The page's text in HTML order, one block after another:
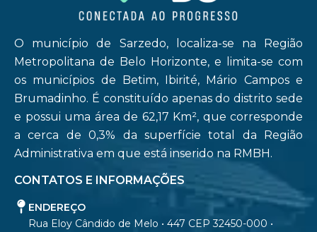
O município de Sarzedo, localiza-se na Região
Metropolitana de Belo Horizonte, e limita-se com
os municípios de Betim, Ibirité, Mário Campos e
Brumadinho. É constituído apenas do distrito sede
e possui uma área de 62,17 Km², que corresponde
a cerca de 0,3% da superfície total da Região
Administrativa em que está inserido na RMBH.
CONTATOS E INFORMAÇÕES
ENDEREÇO
Rua Eloy Cândido de Melo • 447 CEP 32450-000 •